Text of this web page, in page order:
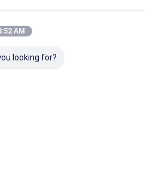
AM
looking for?